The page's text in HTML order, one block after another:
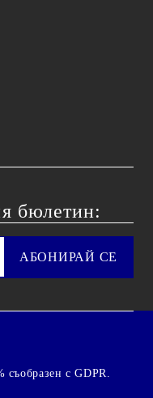
бюлетин:
с GDPR.